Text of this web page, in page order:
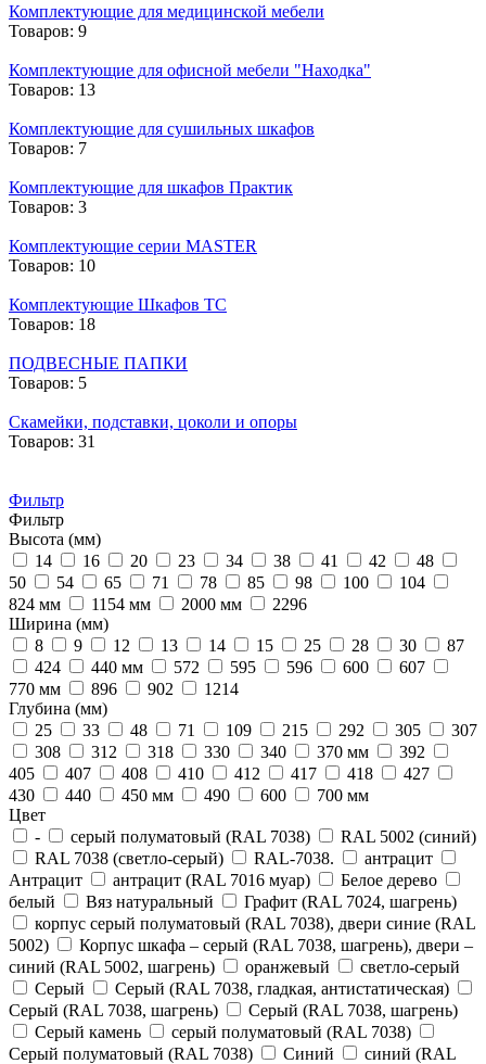
Комплектующие для медицинской мебели
Товаров: 9
Комплектующие для офисной мебели "Находка"
Товаров: 13
Комплектующие для сушильных шкафов
Товаров: 7
Комплектующие для шкафов Практик
Товаров: 3
Комплектующие серии MASTER
Товаров: 10
Комплектующие Шкафов ТС
Товаров: 18
ПОДВЕСНЫЕ ПАПКИ
Товаров: 5
Скамейки, подставки, цоколи и опоры
Товаров: 31
Фильтр
Фильтр
Высота (мм)
14
16 20 23 34 38 41 42
48
50
54 65 71 78 85 98 100
104
824 мм
1154 мм 2000 мм
2296
Ширина (мм)
8
9 12 13 14 15 25 28 30
87
424
440 мм 572 595 596 600
607
770 мм
896 902
1214
Глубина (мм)
25
33 48 71 109 215 292 305
307
308
312 318 330 340 370 мм
392
405
407 408 410 412 417 418
427
430
440 450 мм 490 600
700 мм
Цвет
-
cерый полуматовый (RAL 7038)
RAL 5002 (синий)
RAL 7038 (светло-серый)
RAL-7038.
антрацит
Антрацит
антрацит (RAL 7016 муар)
Белое дерево
белый
Вяз натуральный
Графит (RAL 7024, шагрень)
корпус серый полуматовый (RAL 7038), двери синие (RAL
5002)
Корпус шкафа – серый (RAL 7038, шагрень), двери –
синий (RAL 5002, шагрень)
оранжевый
светло-серый
Серый
Серый (RAL 7038, гладкая, антистатическая)
Серый (RAL 7038, шагрень)
Серый (RAL 7038, шагрень)
Серый камень
серый полуматовый (RAL 7038)
Серый полуматовый (RAL 7038)
Синий
синий (RAL